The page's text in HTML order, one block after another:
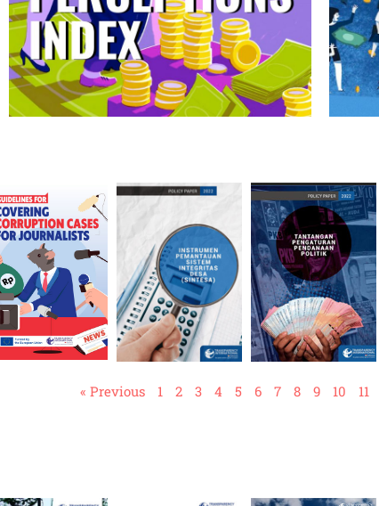
« Previous 1 2 3 4 5 6 7 8 9 10 11